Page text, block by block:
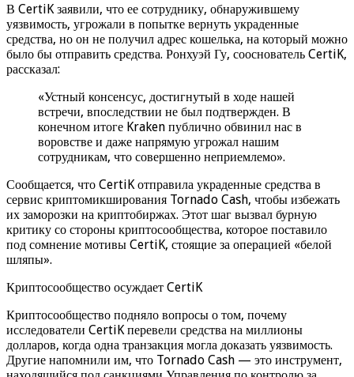
В CertiK заявили, что ее сотруднику, обнаружившему
уязвимость, угрожали в попытке вернуть украденные
средства, но он не получил адрес кошелька, на который можно
было бы отправить средства. Ронхуэй Гу, сооснователь CertiK,
рассказал:
«Устный консенсус, достигнутый в ходе нашей
встречи, впоследствии не был подтвержден. В
конечном итоге Kraken публично обвинил нас в
воровстве и даже напрямую угрожал нашим
сотрудникам, что совершенно неприемлемо».
Сообщается, что CertiK отправила украденные средства в
сервис криптомикширования Tornado Cash, чтобы избежать
их заморозки на криптобиржах. Этот шаг вызвал бурную
критику со стороны криптосообщества, которое поставило
под сомнение мотивы CertiK, стоящие за операцией «белой
шляпы».
Криптосообщество осуждает CertiK
Криптосообщество подняло вопросы о том, почему
исследователи CertiK перевели средства на миллионы
долларов, когда одна транзакция могла доказать уязвимость.
Другие напомнили им, что Tornado Cash — это инструмент,